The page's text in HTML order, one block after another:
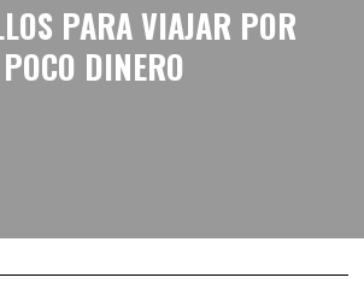
PARA VIAJAR POR
POCO DINERO